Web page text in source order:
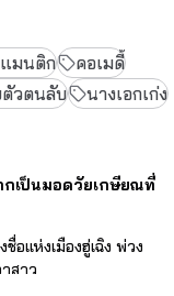
แมนติก
คอเมดี้
ตัวตนลับ นางเอกเก่ง
กเป็นมอดวัยเกษียณที่
อแห่งเมืองฮู่เฉิง พ่วง
สาว